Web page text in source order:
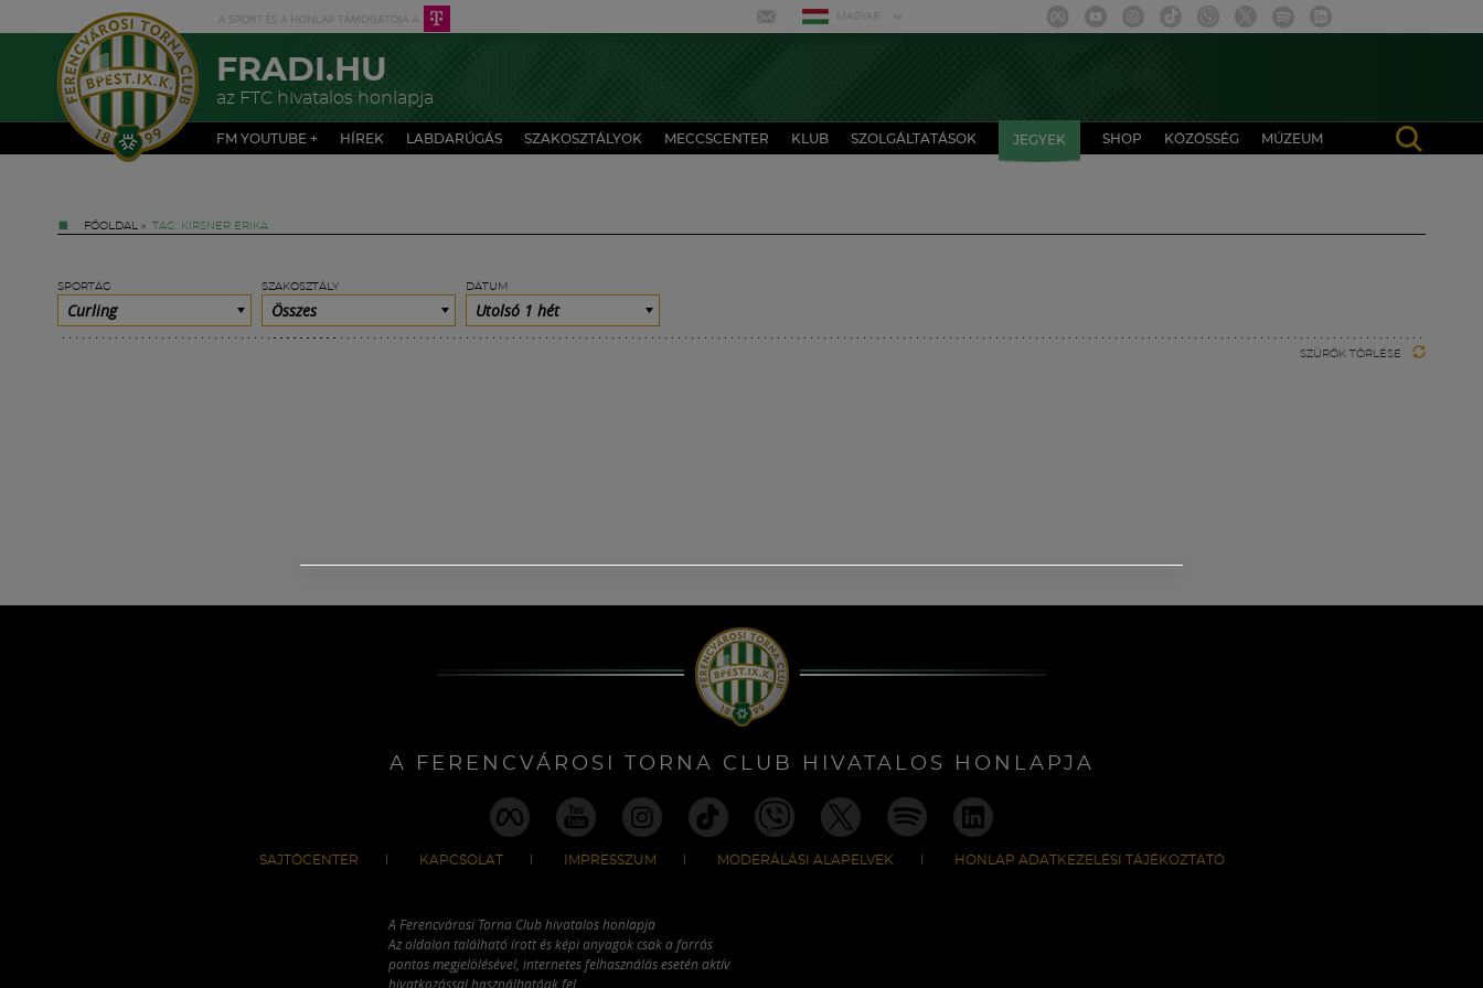
MAGYAR
FRADI.HU
az FTC hivatalos honlapja
FM YOUTUBE + HÍREK LABDARÚGÁS SZAKOSZTÁLYOK MECCSCENTER KLUB SZOLGÁLTATÁSOK JEGYEK SHOP KÖZÖSSÉG MÚZEUM
FŐOLDAL » TAG: KIRSNER ERIKA
SPORTÁG
Curling
SZAKOSZTÁLY
Összes
DÁTUM
Utolsó 1 hét
SZŰRŐK TÖRLÉSE
A FERENCVÁROSI TORNA CLUB HIVATALOS HONLAPJA
SAJTÓCENTER KAPCSOLAT IMPRESSZUM MODERÁLÁSI ALAPELVEK HONLAP ADATKEZELÉSI TÁJÉKOZTATÓ
A Ferencvárosi Torna Club hivatalos honlapja
Az oldalon található írott és képi anyagok csak a forrás
pontos megjelölésével, internetes felhasználás esetén aktív
hivatkozással használhatóak fel.